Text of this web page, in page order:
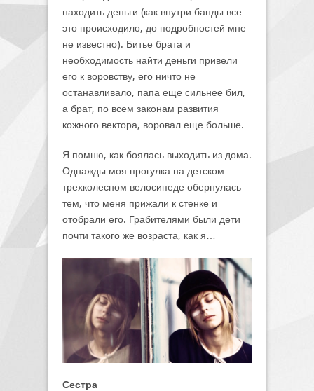
находить деньги (как внутри банды все
это происходило, до подробностей мне
не известно). Битье брата и
необходимость найти деньги привели
его к воровству, его ничто не
останавливало, папа еще сильнее бил,
а брат, по всем законам развития
кожного вектора, воровал еще больше.
Я помню, как боялась выходить из дома.
Однажды моя прогулка на детском
трехколесном велосипеде обернулась
тем, что меня прижали к стенке и
отобрали его. Грабителями были дети
почти такого же возраста, как я…
Сестра